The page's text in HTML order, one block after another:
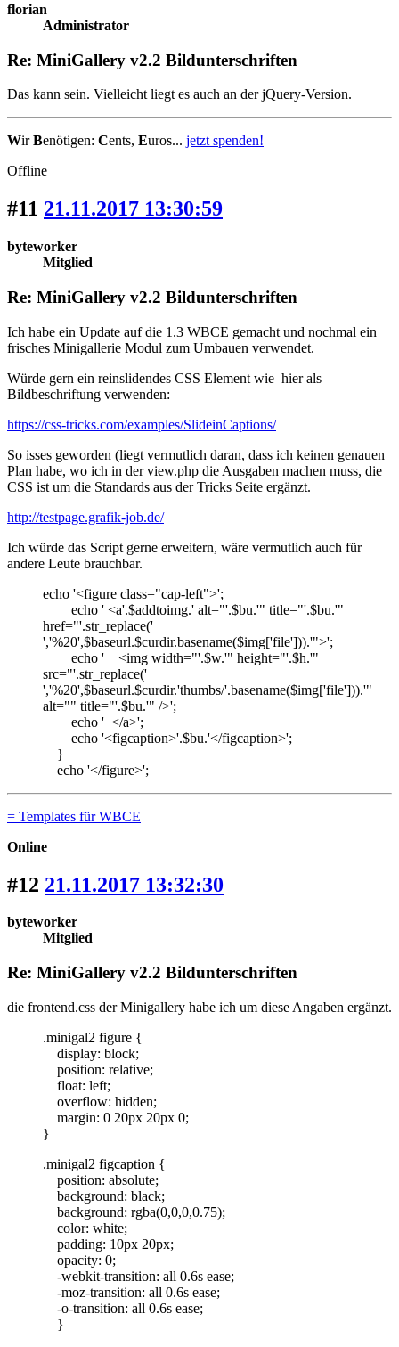
florian
Administrator
Re: MiniGallery v2.2 Bildunterschriften
Das kann sein. Vielleicht liegt es auch an der jQuery-Version.
WirBenötigen: Cents, Euros... jetzt spenden!
Offline
#11 21.11.2017 13:30:59
byteworker
Mitglied
Re: MiniGallery v2.2 Bildunterschriften
Ich habe ein Update auf die 1.3 WBCE gemacht und nochmal ein
frisches Minigallerie Modul zum Umbauen verwendet.
Würde gern ein reinslidendes CSS Element wie hier als
Bildbeschriftung verwenden:
https://css-tricks.com/examples/SlideinCaptions/
So isses geworden (liegt vermutlich daran, dass ich keinen genauen
Plan habe, wo ich in der view.php die Ausgaben machen muss, die
CSS ist um die Standards aus der Tricks Seite ergänzt.
http://testpage.grafik-job.de/
Ich würde das Script gerne erweitern, wäre vermutlich auch für
andere Leute brauchbar.
echo '<figure class="cap-left">';
echo ' <a'.$addtoimg.' alt="'.$bu.'" title="'.$bu.'"
href="'.str_replace('
','%20',$baseurl.$curdir.basename($img['file'])).'">';
echo ' <img width="'.$w.'" height="'.$h.'"
src="'.str_replace('
','%20',$baseurl.$curdir.'thumbs/'.basename($img['file'])).'"
alt="" title="'.$bu.'" />';
echo ' </a>';
echo '<figcaption>'.$bu.'</figcaption>';
}
echo '</figure>';
= Templates für WBCE
Online
#12 21.11.2017 13:32:30
byteworker
Mitglied
Re: MiniGallery v2.2 Bildunterschriften
die frontend.css der Minigallery habe ich um diese Angaben ergänzt.
.minigal2 figure {
display: block;
position: relative;
float: left;
overflow: hidden;
margin: 0 20px 20px 0;
}
.minigal2 figcaption {
position: absolute;
background: black;
background: rgba(0,0,0,0.75);
color: white;
padding: 10px 20px;
opacity: 0;
-webkit-transition: all 0.6s ease;
-moz-transition: all 0.6s ease;
-o-transition: all 0.6s ease;
}